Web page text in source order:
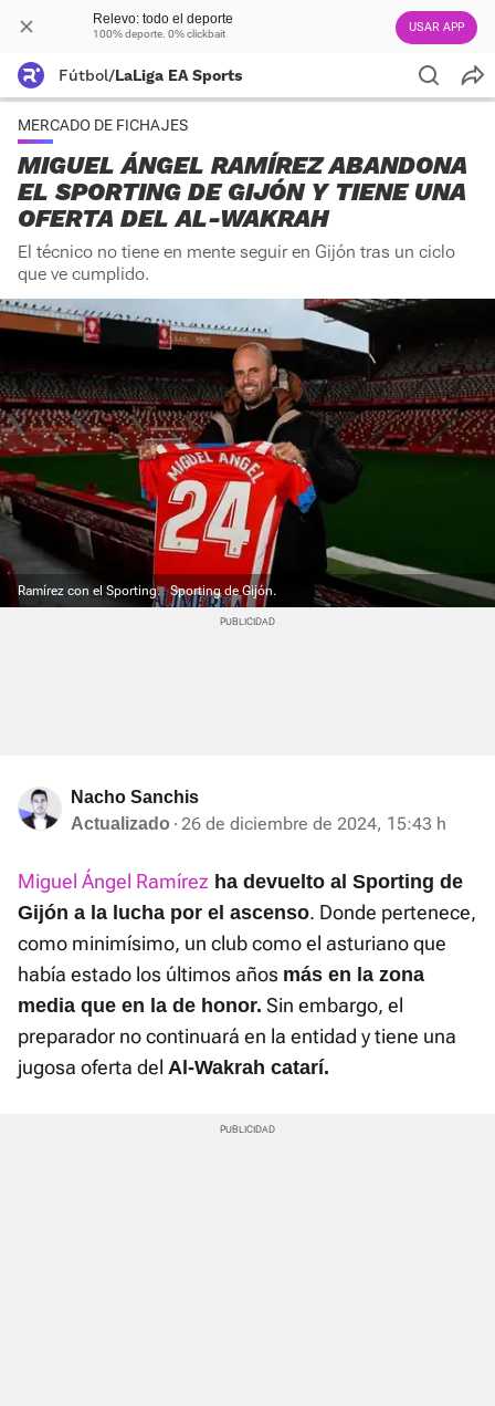
Relevo: todo el deporte
100% deporte. 0% clickbait USAR APP
Fútbol/LaLiga EA Sports
MERCADO DE FICHAJES
MIGUEL ÁNGEL RAMÍREZ ABANDONA
EL SPORTING DE GIJÓN Y TIENE UNA
OFERTA DEL AL-WAKRAH
El técnico no tiene en mente seguir en Gijón tras un ciclo
que ve cumplido.
Ramírez con el Sporting. Sporting de Gijón.
Nacho Sanchis
Actualizado
26 de diciembre de 2024, 15:43 h
Miguel Ángel Ramírez ha devuelto al Sporting de
Gijón a la lucha por el ascenso. Donde pertenece,
como minimísimo, un club como el asturiano que
había estado los últimos años más en la zona
media que en la de honor. Sin embargo, el
preparador no continuará en la entidad y tiene una
jugosa oferta del Al-Wakrah catarí.